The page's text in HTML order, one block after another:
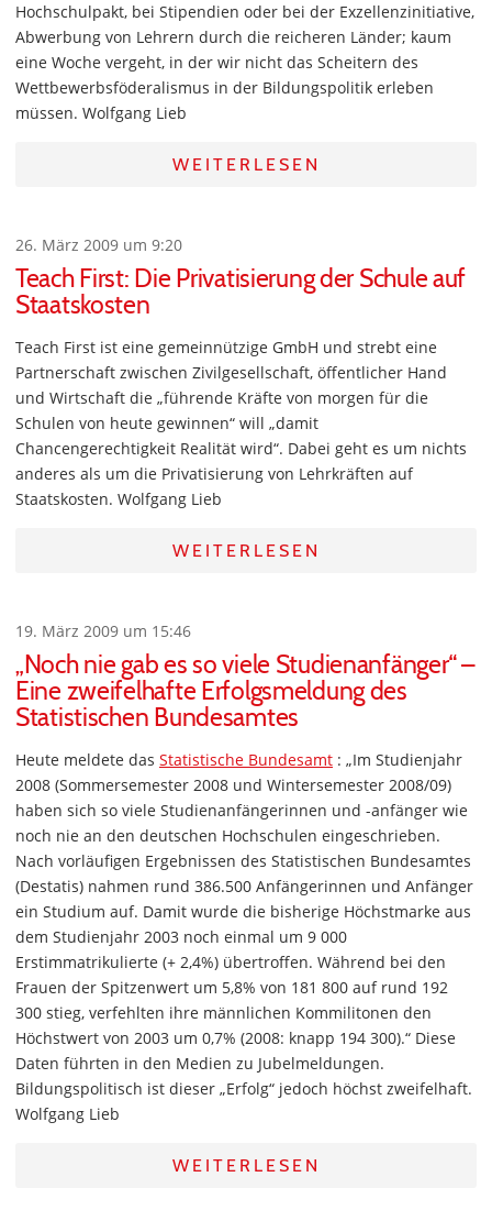
Hochschulpakt, bei Stipendien oder bei der Exzellenzinitiative,
Abwerbung von Lehrern durch die reicheren Länder; kaum
eine Woche vergeht, in der wir nicht das Scheitern des
Wettbewerbsföderalismus in der Bildungspolitik erleben
müssen. Wolfgang Lieb
WEITERLESEN
26. März 2009 um 9:20
Teach First: Die Privatisierung der Schule auf
Staatskosten
Teach First ist eine gemeinnützige GmbH und strebt eine
Partnerschaft zwischen Zivilgesellschaft, öffentlicher Hand
und Wirtschaft die „führende Kräfte von morgen für die
Schulen von heute gewinnen“ will „damit
Chancengerechtigkeit Realität wird“. Dabei geht es um nichts
anderes als um die Privatisierung von Lehrkräften auf
Staatskosten. Wolfgang Lieb
WEITERLESEN
19. März 2009 um 15:46
„Noch nie gab es so viele Studienanfänger“ –
Eine zweifelhafte Erfolgsmeldung des
Statistischen Bundesamtes
Heute meldete das Statistische Bundesamt : „Im Studienjahr
2008 (Sommersemester 2008 und Wintersemester 2008/09)
haben sich so viele Studienanfängerinnen und -anfänger wie
noch nie an den deutschen Hochschulen eingeschrieben.
Nach vorläufigen Ergebnissen des Statistischen Bundesamtes
(Destatis) nahmen rund 386.500 Anfängerinnen und Anfänger
ein Studium auf. Damit wurde die bisherige Höchstmarke aus
dem Studienjahr 2003 noch einmal um 9 000
Erstimmatrikulierte (+ 2,4%) übertroffen. Während bei den
Frauen der Spitzenwert um 5,8% von 181 800 auf rund 192
300 stieg, verfehlten ihre männlichen Kommilitonen den
Höchstwert von 2003 um 0,7% (2008: knapp 194 300).“ Diese
Daten führten in den Medien zu Jubelmeldungen.
Bildungspolitisch ist dieser „Erfolg“ jedoch höchst zweifelhaft.
Wolfgang Lieb
WEITERLESEN